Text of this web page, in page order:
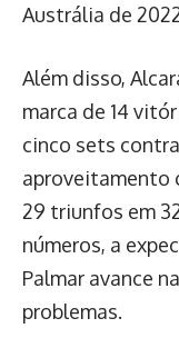
Austrália de
Além disso,
marca de 14
cinco sets
aproveitamento
29 triunfos em
números, a
Palmar avance
problemas.